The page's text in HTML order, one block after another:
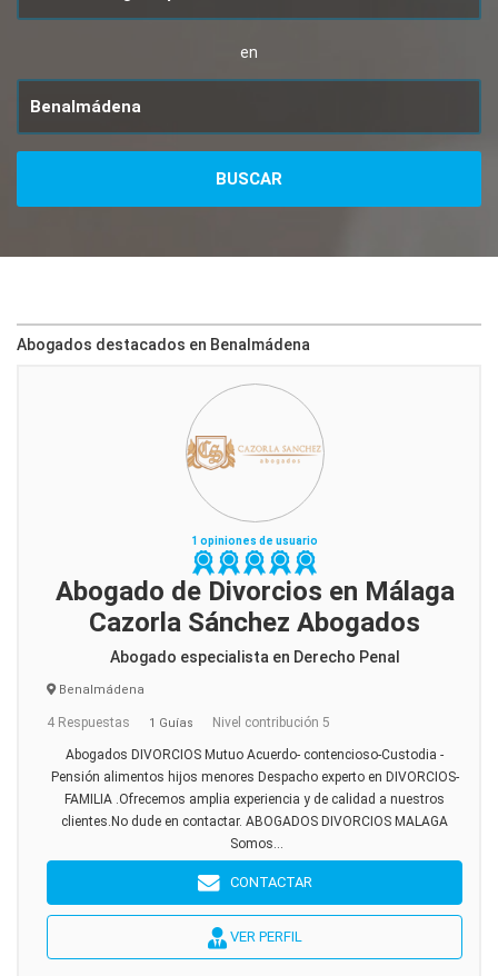
en
Abogados destacados en Benalmádena
1 opiniones de usuario
Abogado de Divorcios en Málaga
Cazorla Sánchez Abogados
Abogado especialista en Derecho Penal
Benalmádena
4 Respuestas 1 Guías Nivel contribución 5
Abogados DIVORCIOS Mutuo Acuerdo- contencioso-Custodia -
Pensión alimentos hijos menores Despacho experto en DIVORCIOS-
FAMILIA .Ofrecemos amplia experiencia y de calidad a nuestros
clientes.No dude en contactar. ABOGADOS DIVORCIOS MALAGA
Somos...
CONTACTAR
VER PERFIL